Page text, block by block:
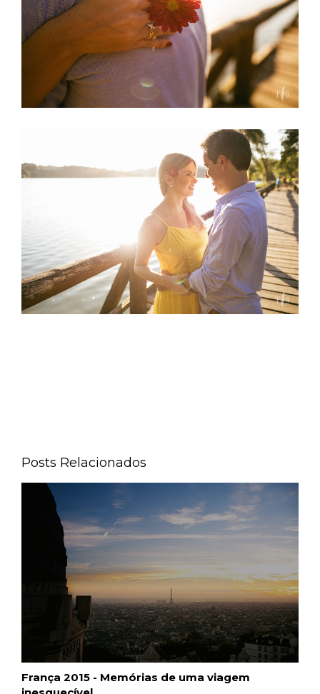
Posts Relacionados
França 2015 - Memórias de uma viagem